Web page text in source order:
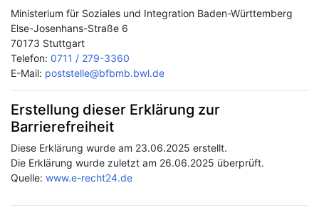
Ministerium für Soziales und Integration Baden-Württemberg
Else-Josenhans-Straße 6
70173 Stuttgart
Telefon: 0711 / 279-3360
E-Mail: poststelle@bfbmb.bwl.de
Erstellung dieser Erklärung zur
Barrierefreiheit
Diese Erklärung wurde am 23.06.2025 erstellt.
Die Erklärung wurde zuletzt am 26.06.2025 überprüft.
Quelle: www.e-recht24.de